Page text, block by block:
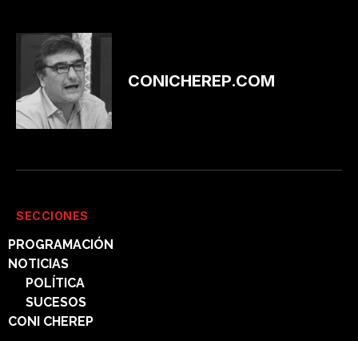
CONICHEREP.COM
SECCIONES
PROGRAMACIÓN
NOTICIAS
POLÍTICA
SUCESOS
CONI CHEREP